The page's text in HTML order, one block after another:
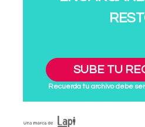
SUBE TU
Recuerda tu archivo debe